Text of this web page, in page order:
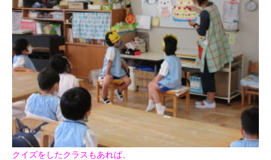
クイズをしたクラスもあれば、